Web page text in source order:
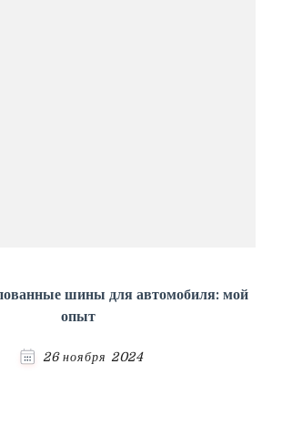
шины для автомобиля: мой
опыт
26 ноября 2024